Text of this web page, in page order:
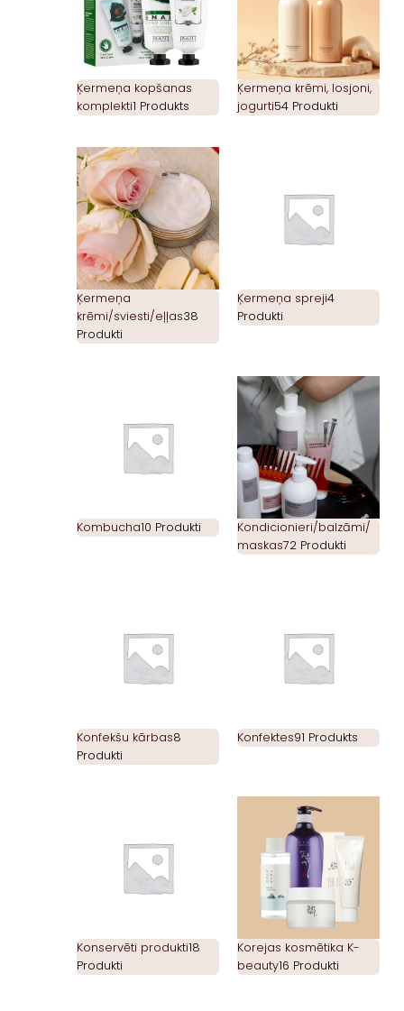
Ķermeņa kopšanas
komplekti1 Produkts
Ķermeņa krēmi, losjoni,
jogurti54 Produkti
Ķermeņa
krēmi/sviesti/eļļas38
Produkti
Ķermeņa spreji4
Produkti
Kombucha10 Produkti
Kondicionieri/balzāmi/
maskas72 Produkti
Konfekšu kārbas8
Produkti
Konfektes91 Produkts
Konservēti produkti18
Produkti
Korejas kosmētika K-
beauty16 Produkti